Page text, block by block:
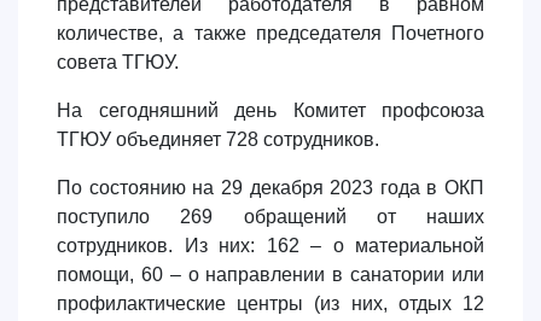
представителей работодателя в равном
количестве, а также председателя Почетного
совета ТГЮУ.
На сегодняшний день Комитет профсоюза
ТГЮУ объединяет 728 сотрудников.
По состоянию на 29 декабря 2023 года в ОКП
поступило 269 обращений от наших
сотрудников. Из них: 162 – о материальной
помощи, 60 – о направлении в санатории или
профилактические центры (из них, отдых 12